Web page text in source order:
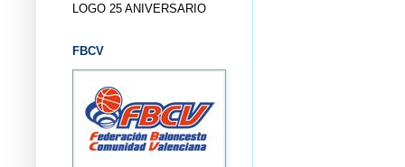
LOGO 25 ANIVERSARIO
FBCV